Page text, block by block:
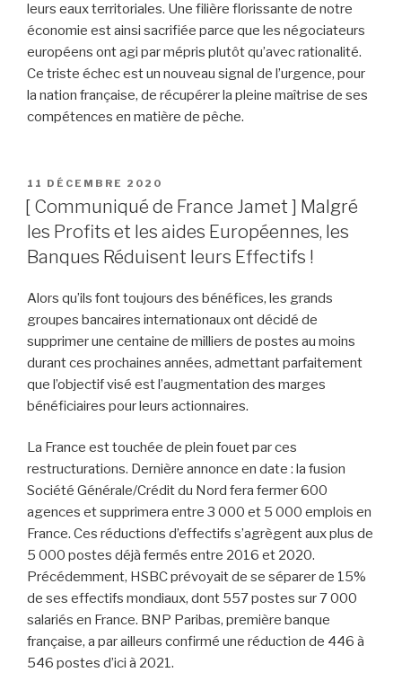
leurs eaux territoriales. Une filière florissante de notre
économie est ainsi sacrifiée parce que les négociateurs
européens ont agi par mépris plutôt qu’avec rationalité.
Ce triste échec est un nouveau signal de l’urgence, pour
la nation française, de récupérer la pleine maîtrise de ses
compétences en matière de pêche.
PUBLIÉ
LE
11 DÉCEMBRE 2020
[ Communiqué de France Jamet ] Malgré
les Profits et les aides Européennes, les
Banques Réduisent leurs Effectifs !
Alors qu’ils font toujours des bénéfices, les grands
groupes bancaires internationaux ont décidé de
supprimer une centaine de milliers de postes au moins
durant ces prochaines années, admettant parfaitement
que l’objectif visé est l’augmentation des marges
bénéficiaires pour leurs actionnaires.
La France est touchée de plein fouet par ces
restructurations. Dernière annonce en date : la fusion
Société Générale/Crédit du Nord fera fermer 600
agences et supprimera entre 3 000 et 5 000 emplois en
France. Ces réductions d’effectifs s’agrègent aux plus de
5 000 postes déjà fermés entre 2016 et 2020.
Précédemment, HSBC prévoyait de se séparer de 15%
de ses effectifs mondiaux, dont 557 postes sur 7 000
salariés en France. BNP Paribas, première banque
française, a par ailleurs confirmé une réduction de 446 à
546 postes d’ici à 2021.